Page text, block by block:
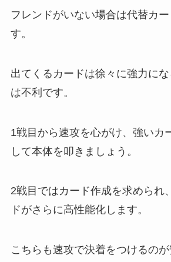
フレンドがいない場合は代替カ
す。
出てくるカードは徐々に強力に
は不利です。
1戦目から速攻を心がけ、強いカ
して本体を叩きましょう。
2戦目ではカード作成を求められ
ドがさらに高性能化します。
こちらも速攻で決着をつけるの